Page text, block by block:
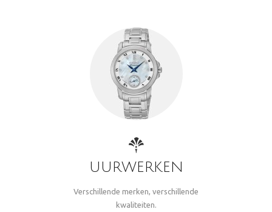
UURWERKEN
Verschillende merken, verschillende
kwaliteiten.